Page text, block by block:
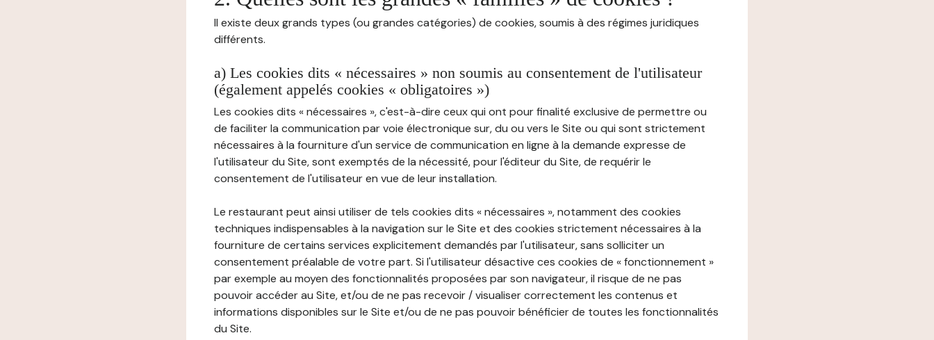
Il existe deux grands types (ou grandes catégories) de cookies, soumis à des régimes juridiques
différents.
a) Les cookies dits « nécessaires » non soumis au consentement de l'utilisateur
(également appelés cookies « obligatoires »)
Les cookies dits « nécessaires », c'est-à-dire ceux qui ont pour finalité exclusive de permettre ou
de faciliter la communication par voie électronique sur, du ou vers le Site ou qui sont strictement
nécessaires à la fourniture d'un service de communication en ligne à la demande expresse de
l'utilisateur du Site, sont exemptés de la nécessité, pour l'éditeur du Site, de requérir le
consentement de l'utilisateur en vue de leur installation.
Le restaurant peut ainsi utiliser de tels cookies dits « nécessaires », notamment des cookies
techniques indispensables à la navigation sur le Site et des cookies strictement nécessaires à la
fourniture de certains services explicitement demandés par l'utilisateur, sans solliciter un
consentement préalable de votre part. Si l'utilisateur désactive ces cookies de « fonctionnement »
par exemple au moyen des fonctionnalités proposées par son navigateur, il risque de ne pas
pouvoir accéder au Site, et/ou de ne pas recevoir / visualiser correctement les contenus et
informations disponibles sur le Site et/ou de ne pas pouvoir bénéficier de toutes les fonctionnalités
du Site.